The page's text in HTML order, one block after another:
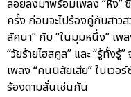
ลอยลงมาพร้อมเพลง “หึง”
ครั้ง ก่อนจะไปร้องคู่กับสาว
ลัคนา” กับ “ในมุมหนึ่ง” เพ
“วัยร้ายไฮสคูล” และ “รู้ทั้งรู้
เพลง “คนนิสัยเสีย” ในเว
ร้องตามลั่นเช่นกัน